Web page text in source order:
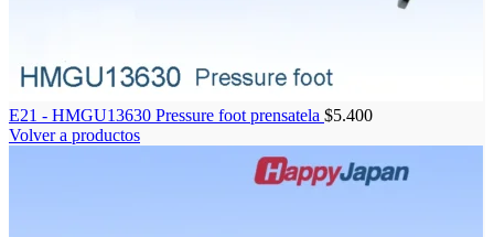
E21 - HMGU13630 Pressure foot prensatela $5.400
Volver a productos